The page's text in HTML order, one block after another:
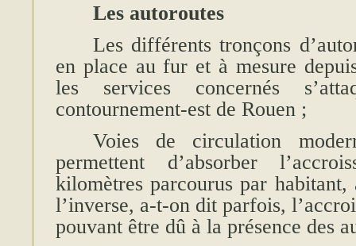
Les autoroutes
Les différents tronçons
en place au fur et à mesure
les services concernés
contournement-est de Rouen ;
Voies de circulation
permettent d’absorber
kilomètres parcourus par
l’inverse, a-t-on dit parfois,
pouvant être dû à la présence des